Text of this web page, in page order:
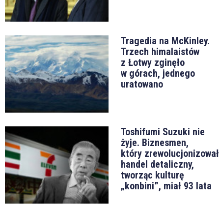
Tragedia na McKinley.
Trzech himalaistów
z Łotwy zginęło
w górach, jednego
uratowano
Toshifumi Suzuki nie
żyje. Biznesmen,
który zrewolucjonizował
handel detaliczny,
tworząc kulturę
„konbini”, miał 93 lata